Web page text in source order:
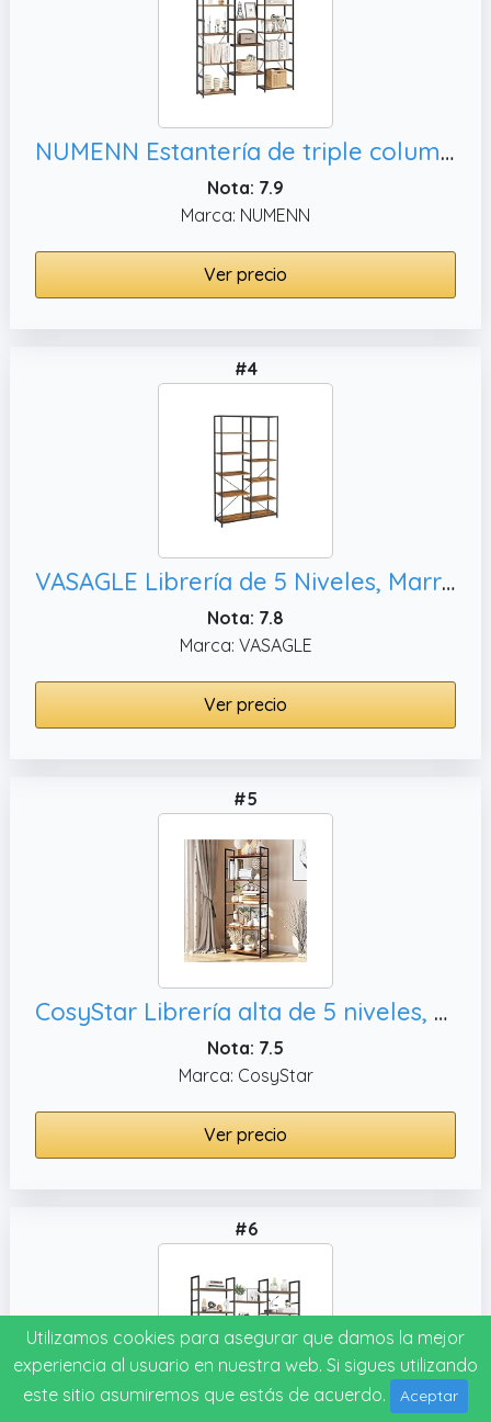
NUMENN Estantería de triple columna de 4 niveles, sala de estar y oficina
Nota: 7.9
Marca: NUMENN
Ver precio
#4
VASAGLE Librería de 5 Niveles, Marrón Rústico y Negro LLS155B01
Nota: 7.8
Marca: VASAGLE
Ver precio
#5
CosyStar Librería alta de 5 niveles, bibliotecas modernas de oficina
Nota: 7.5
Marca: CosyStar
Ver precio
#6
Utilizamos cookies para asegurar que damos la mejor
experiencia al usuario en nuestra web. Si sigues utilizando
este sitio asumiremos que estás de acuerdo.
Aceptar